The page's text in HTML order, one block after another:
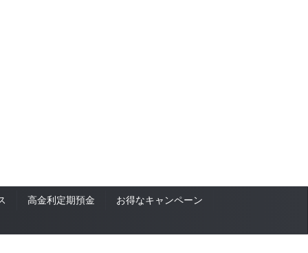
高金利定期預金 お得なキャンペーン